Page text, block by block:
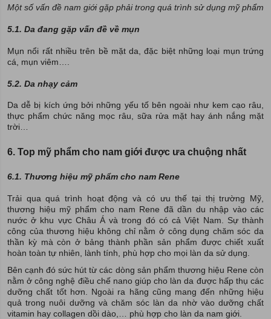
Một số vấn đề nam giới gặp phải trong quá trình sử dụng mỹ phẩm
5.1. Da đang gặp vấn đề về mụn
Mụn nổi rất nhiều trên bề mặt da, đặc biệt những loại mụn trứng
cá, mụn viêm….
5.2. Da nhạy cảm
Da dễ bị kích ứng bởi những yếu tố bên ngoài như kem cạo râu,
thực phẩm chức năng mọc râu, sữa rửa mặt hay ánh nắng mặt
trời…
6. Top mỹ phẩm cho nam giới được ưa chuộng nhất
6.1. Thương hiệu mỹ phẩm cho nam Rene
Trải qua quá trình hoạt động và có ưu thế tại thị trường Mỹ,
thương hiệu mỹ phẩm cho nam Rene đã dần du nhập vào các
nước ở khu vực Châu Á và trong đó có cả Việt Nam. Sự thành
công của thương hiệu không chỉ nằm ở công dụng chăm sóc da
thần kỳ mà còn ở bảng thành phần sản phẩm được chiết xuất
hoàn toàn tự nhiên, lành tính, phù hợp cho mọi làn da sử dụng.
Bên cạnh đó sức hút từ các dòng sản phẩm thương hiệu Rene còn
nằm ở công nghệ điều chế nano giúp cho làn da được hấp thụ các
dưỡng chất tốt hơn. Ngoài ra hãng cũng mang đến những hiệu
quả trong nuôi dưỡng và chăm sóc làn da nhờ vào dưỡng chất
vitamin hay collagen dồi dào,… phù hợp cho làn da nam giới.